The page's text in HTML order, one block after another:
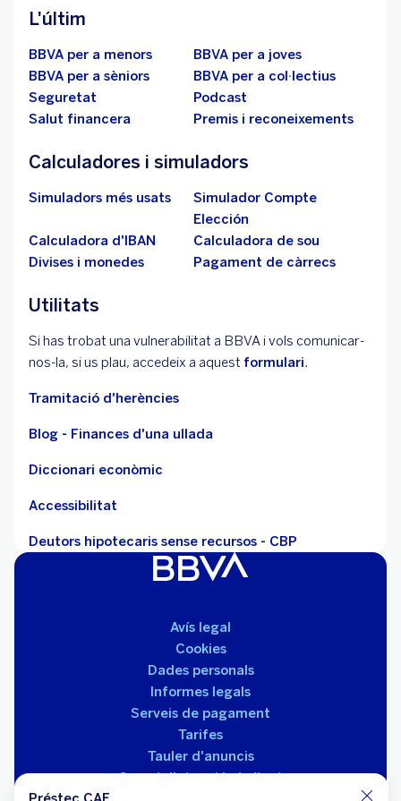
L'últim
BBVA per a menors
BBVA per a joves
BBVA per a sèniors
BBVA per a col·lectius
Seguretat
Podcast
Salut financera
Premis i reconeixements
Calculadores i simuladors
Simuladors més usats
Simulador Compte
Elección
Calculadora d'IBAN
Calculadora de sou
Divises i monedes
Pagament de càrrecs
Utilitats
Si has trobat una vulnerabilitat a BBVA i vols comunicar-
nos-la, si us plau, accedeix a aquest formulari.
Tramitació d'herències
Blog - Finances d'una ullada
Diccionari econòmic
Accessibilitat
Deutors hipotecaris sense recursos - CBP
Avís legal
Cookies
Dades personals
Informes legals
Serveis de pagament
Tarifes
Tauler d'anuncis
Servei d'atenció al client